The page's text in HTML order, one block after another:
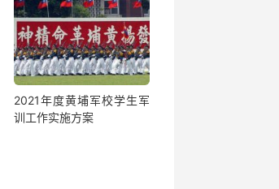
2021年度黄埔军校学生军
训工作实施方案